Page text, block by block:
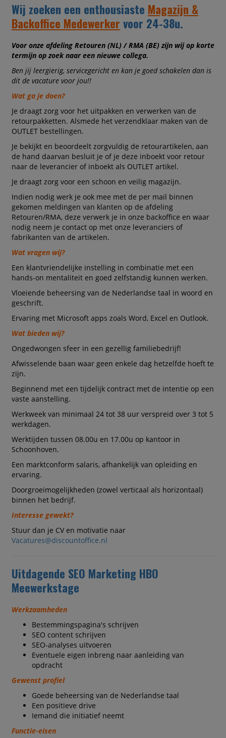
Wij zoeken een enthousiaste Magazijn &
Backoffice Medewerker voor 24-38u.
Voor onze afdeling Retouren (NL) / RMA (BE) zijn wij op korte
termijn op zoek naar een nieuwe collega.
Ben jij leergierig, servicegericht en kan je goed schakelen dan is
dit de vacature voor jou!!
Wat ga je doen?
Je draagt zorg voor het uitpakken en verwerken van de
retourpakketten. Alsmede het verzendklaar maken van de
OUTLET bestellingen.
Je bekijkt en beoordeelt zorgvuldig de retourartikelen, aan
de hand daarvan besluit je of je deze inboekt voor retour
naar de leverancier of inboekt als OUTLET artikel.
Je draagt zorg voor een schoon en veilig magazijn.
Indien nodig werk je ook mee met de per mail binnen
gekomen meldingen van klanten op de afdeling
Retouren/RMA, deze verwerk je in onze backoffice en waar
nodig neem je contact op met onze leveranciers of
fabrikanten van de artikelen.
Wat vragen wij?
Een klantvriendelijke instelling in combinatie met een
hands-on mentaliteit en goed zelfstandig kunnen werken.
Vloeiende beheersing van de Nederlandse taal in woord en
geschrift.
Ervaring met Microsoft apps zoals Word, Excel en Outlook.
Wat bieden wij?
Ongedwongen sfeer in een gezellig familiebedrijf!
Afwisselende baan waar geen enkele dag hetzelfde hoeft te
zijn.
Beginnend met een tijdelijk contract met de intentie op een
vaste aanstelling.
Werkweek van minimaal 24 tot 38 uur verspreid over 3 tot 5
werkdagen.
Werktijden tussen 08.00u en 17.00u op kantoor in
Schoonhoven.
Een marktconform salaris, afhankelijk van opleiding en
ervaring.
Doorgroeimogelijkheden (zowel verticaal als horizontaal)
binnen het bedrijf.
Interesse gewekt?
Stuur dan je CV en motivatie naar
Vacatures@discountoffice.nl
Uitdagende SEO Marketing HBO
Meewerkstage
Werkzaamheden
Bestemmingspagina's schrijven
SEO content schrijven
SEO-analyses uitvoeren
Eventuele eigen inbreng naar aanleiding van
opdracht
Gewenst profiel
Goede beheersing van de Nederlandse taal
Een positieve drive
Iemand die initiatief neemt
Functie-eisen